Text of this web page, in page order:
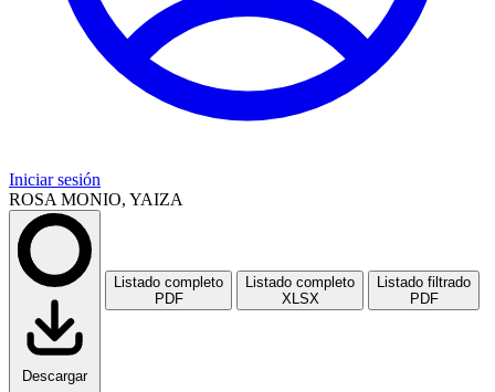
Iniciar sesión
ROSA MONIO, YAIZA
Descargar
Listado completo
PDF
Listado completo
XLSX
Listado filtrado
PDF